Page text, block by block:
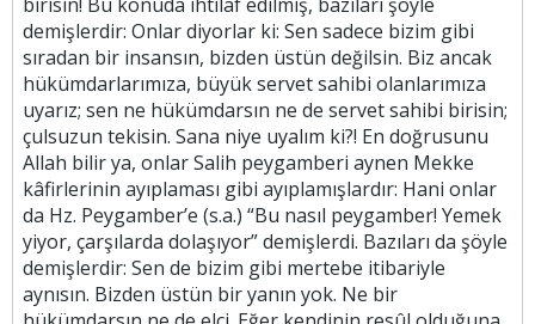
demişlerdir: Onlar diyorlar ki: Sen sadece bizim gibi
sıradan bir insansın, bizden üstün değilsin. Biz ancak
hükümdarlarımıza, büyük servet sahibi olanlarımıza
uyarız; sen ne hükümdarsın ne de servet sahibi birisin;
çulsuzun tekisin. Sana niye uyalım ki?! En doğrusunu
Allah bilir ya, onlar Salih peygamberi aynen Mekke
kâfirlerinin ayıplaması gibi ayıplamışlardır: Hani onlar
da Hz. Peygamber’e (s.a.) “Bu nasıl peygamber! Yemek
yiyor, çarşılarda dolaşıyor” demişlerdi. Bazıları da şöyle
demişlerdir: Sen de bizim gibi mertebe itibariyle
aynısın. Bizden üstün bir yanın yok. Ne bir